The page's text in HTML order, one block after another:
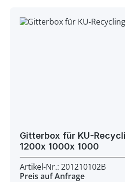
Gitterbox für KU-Recycling -
1200x 1000x 1000
Artikel-Nr.: 201210102B
Preis auf Anfrage